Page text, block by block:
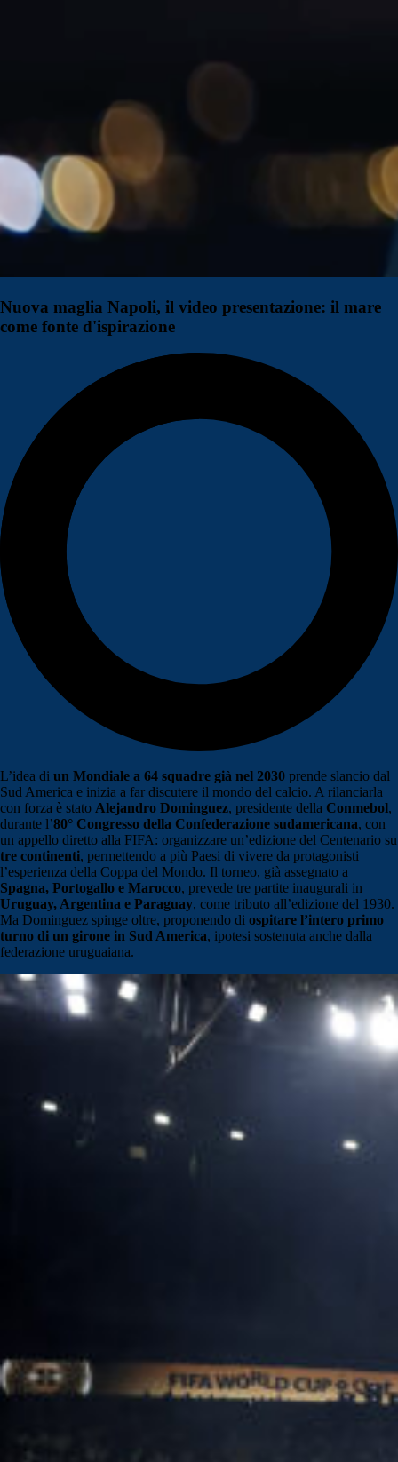
Nuova maglia Napoli, il video presentazione: il mare
come fonte d'ispirazione
L’idea di un Mondiale a 64 squadre già nel 2030 prende slancio dal
Sud America e inizia a far discutere il mondo del calcio. A rilanciarla
con forza è stato Alejandro Dominguez, presidente della Conmebol,
durante l’80° Congresso della Confederazione sudamericana, con
un appello diretto alla FIFA: organizzare un’edizione del Centenario su
tre continenti, permettendo a più Paesi di vivere da protagonisti
l’esperienza della Coppa del Mondo. Il torneo, già assegnato a
Spagna, Portogallo e Marocco, prevede tre partite inaugurali in
Uruguay, Argentina e Paraguay, come tributo all’edizione del 1930.
Ma Dominguez spinge oltre, proponendo di ospitare l’intero primo
turno di un girone in Sud America, ipotesi sostenuta anche dalla
federazione uruguaiana.